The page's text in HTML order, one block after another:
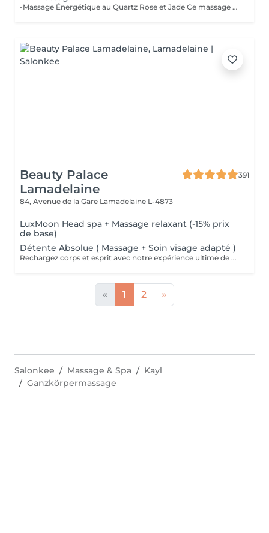
-Massage Énergétique au Quartz Rose et Jade Ce massage unique associe la puissance vibratoire des pierres précieuses à des manuvres profondes et relaxantes. Grâce au quartz rose et au jade, il rééquilibre les énergies, relâche les tensions et réveille l'éclat intérieur. Un véritable soin holistique, pour le corps et l'esprit. -Massage Ressourçant Future Maman Spécialement conçu pour accompagner la femme enceinte en douceur, ce massage soulage les tensions, améliore la circulation et procure une profonde sensation de bien-être. Réalisé avec des mouvements enveloppants et des produits adaptés, il offre un moment précieux de connexion avec soi et avec bébé.
Beauty Palace
Lamadelaine
391
84, Avenue de la Gare Lamadelaine L-4873
LuxMoon Head spa + Massage relaxant (-15% prix
de base)
Détente Absolue ( Massage + Soin visage adapté )
Rechargez corps et esprit avec notre expérience ultime de détente : un massage apaisant suivi d'un soin visage personnalisé pour une revitalisation totale.
« 1 2 »
Salonkee Massage & Spa
Kayl
Ganzkörpermassage